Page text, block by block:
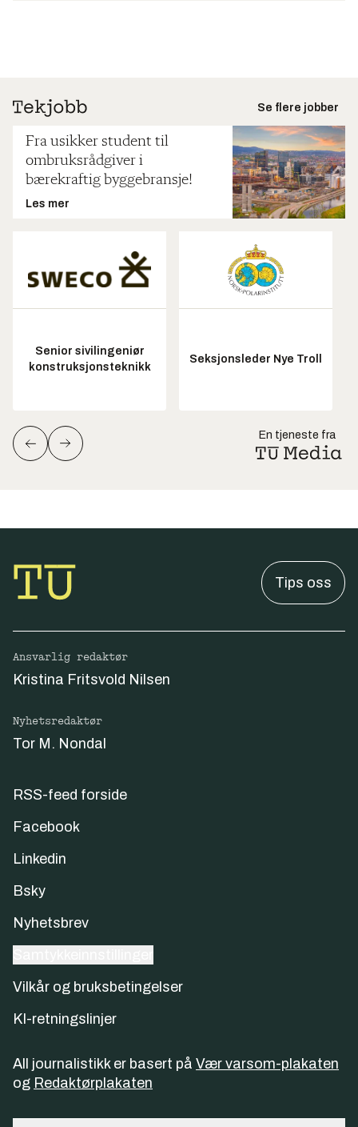
Se flere jobber
Fra usikker student til
ombruksrådgiver i
bærekraftig byggebransje!
Les mer
Senior sivilingeniør
konstruksjonsteknikk
Seksjonsleder Nye Troll
En tjeneste fra
Tips oss
Ansvarlig redaktør
Kristina Fritsvold Nilsen
Nyhetsredaktør
Tor M. Nondal
RSS-feed forside
Facebook
Linkedin
Bsky
Nyhetsbrev
Vilkår og bruksbetingelser
KI-retningslinjer
All journalistikk er basert på Vær varsom-plakaten
og Redaktørplakaten